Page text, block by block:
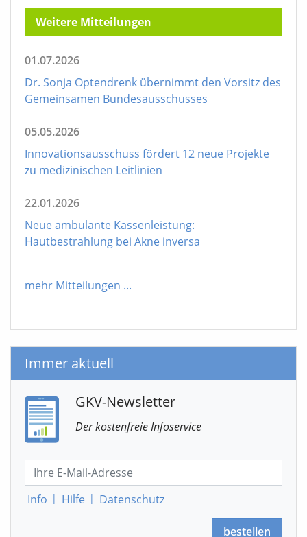
Weitere Mitteilungen
01.07.2026
Dr. Sonja Optendrenk übernimmt den Vorsitz des
Gemeinsamen Bundesausschusses
05.05.2026
Innovationsausschuss fördert 12 neue Projekte
zu medizinischen Leitlinien
22.01.2026
Neue ambulante Kassenleistung:
Hautbestrahlung bei Akne inversa
mehr Mitteilungen ...
Immer aktuell
GKV-Newsletter
Der kostenfreie Infoservice
Info | Hilfe | Datenschutz
bestellen